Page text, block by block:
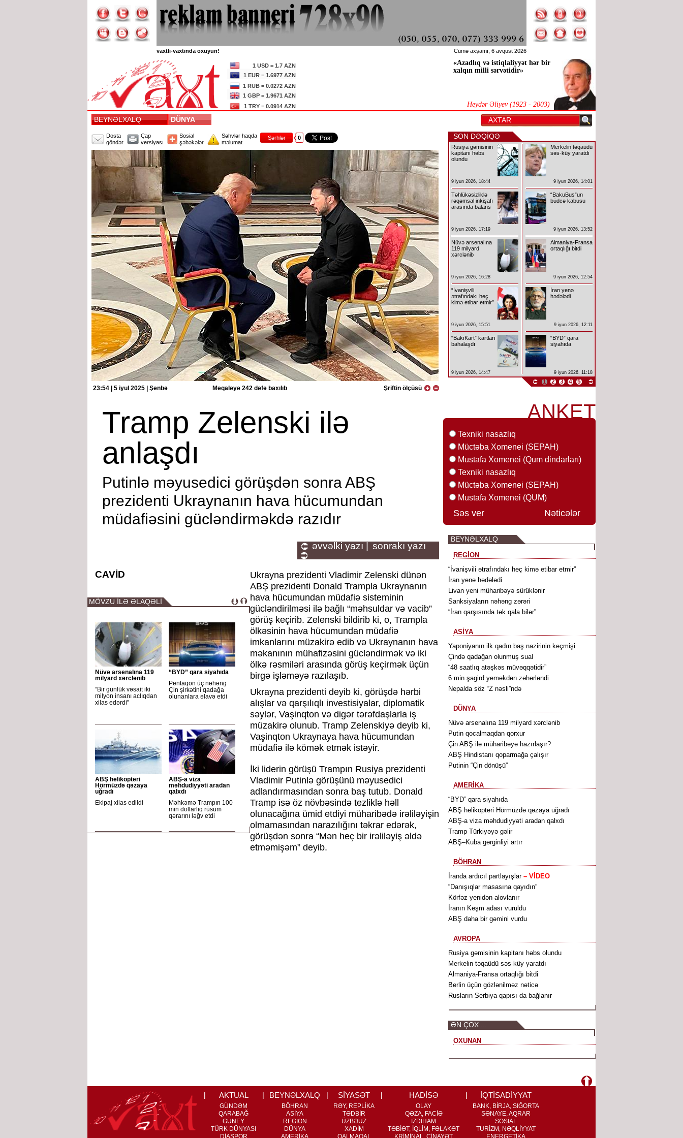
vaxtlı-vaxtında oxuyun! Cümə axşamı, 6 avqust 2026
1 USD = 1.7 AZN
1 EUR = 1.6977 AZN
1 RUB = 0.0272 AZN
1 GBP = 1.9671 AZN
1 TRY = 0.0914 AZN
«Azadlıq və istiqlaliyyət hər bir
xalqın milli sərvətidir»
Heydər Əliyev (1923 - 2003)
BEYNƏLXALQ DÜNYA
Dosta
göndər
Çap
versiyası
Sosial
şəbəkələr
Səhvlər haqda
məlumat
Şərhlər 0
23:54 | 5 iyul 2025 | Şənbə Məqaləyə 242 dəfə baxılıb Şriftin ölçüsü
Tramp Zelenski ilə
anlaşdı
Putinlə məyusedici görüşdən sonra ABŞ
prezidenti Ukraynanın hava hücumundan
müdafiəsini gücləndirməkdə razıdır
əvvəlki yazı | sonrakı yazı
CAVİD
MÖVZU İLƏ ƏLAQƏLİ
Nüvə arsenalına 119
milyard xərclənib
“Bir günlük vəsait iki
milyon insanı aclıqdan
xilas edərdi”
“BYD” qara siyahıda
Pentaqon üç nəhəng
Çin şirkətini qadağa
olunanlara əlavə etdi
ABŞ helikopteri
Hörmüzdə qəzaya
uğradı
Ekipaj xilas edildi
ABŞ-a viza
məhdudiyyəti aradan
qalxdı
Məhkəmə Trampın 100
min dollarlıq rüsum
qərarını ləğv etdi
Ukrayna prezidenti Vladimir Zelenski dünən
ABŞ prezidenti Donald Trampla Ukraynanın
hava hücumundan müdafiə sisteminin
gücləndirilməsi ilə bağlı “məhsuldar və vacib”
görüş keçirib. Zelenski bildirib ki, o, Trampla
ölkəsinin hava hücumundan müdafiə
imkanlarını müzakirə edib və Ukraynanın hava
məkanının mühafizəsini gücləndirmək və iki
ölkə rəsmiləri arasında görüş keçirmək üçün
birgə işləməyə razılaşıb.
Ukrayna prezidenti deyib ki, görüşdə hərbi
alışlar və qarşılıqlı investisiyalar, diplomatik
səylər, Vaşinqton və digər tərəfdaşlarla iş
müzakirə olunub. Tramp Zelenskiyə deyib ki,
Vaşinqton Ukraynaya hava hücumundan
müdafiə ilə kömək etmək istəyir.
İki liderin görüşü Trampın Rusiya prezidenti
Vladimir Putinlə görüşünü məyusedici
adlandırmasından sonra baş tutub. Donald
Tramp isə öz növbəsində tezliklə həll
olunacağına ümid etdiyi müharibədə irəliləyişin
olmamasından narazılığını təkrar edərək,
görüşdən sonra “Mən heç bir irəliləyiş əldə
etməmişəm” deyib.
SON DƏQİQƏ
Rusiya gəmisinin
kapitanı həbs
olundu
9 iyun 2026, 18:44
Təhlükəsizliklə
rəqəmsal inkişafı
arasında balans
9 iyun 2026, 17:19
Nüvə arsenalına
119 milyard
xərclənib
9 iyun 2026, 16:28
“İvanişvili
ətrafındakı heç
kimə etibar etmir”
9 iyun 2026, 15:51
“BakıKart” kartları
bahalaşdı
9 iyun 2026, 14:47
Merkelin təqaüdü
səs-küy yaratdı
9 iyun 2026, 14:01
“BakuBus”un
büdcə kabusu
9 iyun 2026, 13:52
Almaniya-Fransa
ortaqlığı bitdi
9 iyun 2026, 12:54
İran yenə
hədələdi
9 iyun 2026, 12:11
“BYD” qara
siyahıda
9 iyun 2026, 11:18
1 2 3 4 5
ANKET
Texniki nasazlıq
Müctəba Xomenei (SEPAH)
Mustafa Xomenei (Qum dindarları)
Texniki nasazlıq
Müctəba Xomenei (SEPAH)
Mustafa Xomenei (QUM)
Səs ver Nəticələr
BEYNƏLXALQ
REGİON
“İvanişvili ətrafındakı heç kimə etibar etmir”
İran yenə hədələdi
Livan yeni müharibəyə sürüklənir
Sanksiyaların nəhəng zərəri
“İran qarşısında tək qala bilər”
ASİYA
Yaponiyanın ilk qadın baş nazirinin keçmişi
Çində qadağan olunmuş sual
“48 saatlıq atəşkəs müvəqqətidir”
6 min şagird yeməkdən zəhərləndi
Nepalda söz “Z nəsli”ndə
DÜNYA
Nüvə arsenalına 119 milyard xərclənib
Putin qocalmaqdan qorxur
Çin ABŞ ilə müharibəyə hazırlaşır?
ABŞ Hindistanı qoparmağa çalışır
Putinin “Çin dönüşü”
AMERİKA
“BYD” qara siyahıda
ABŞ helikopteri Hörmüzdə qəzaya uğradı
ABŞ-a viza məhdudiyyəti aradan qalxdı
Tramp Türkiyəyə gəlir
ABŞ–Kuba gərginliyi artır
BÖHRAN
İranda ardıcıl partlayışlar– VİDEO
“Danışıqlar masasına qayıdın”
Körfəz yenidən alovlanır
İranın Keşm adası vuruldu
ABŞ daha bir gəmini vurdu
AVROPA
Rusiya gəmisinin kapitanı həbs olundu
Merkelin təqaüdü səs-küy yaratdı
Almaniya-Fransa ortaqlığı bitdi
Berlin üçün gözlənilməz nəticə
Rusların Serbiya qapısı da bağlanır
ƏN ÇOX ...
OXUNAN
AKTUAL
GÜNDƏM
QARABAĞ
GÜNEY
TÜRK DÜNYASI
DİASPOR
BEYNƏLXALQ
BÖHRAN
ASİYA
REGİON
DÜNYA
AMERİKA
SİYASƏT
RƏY, REPLİKA
TƏDBİR
ÜZBƏÜZ
XADİM
QALMAQAL
HADİSƏ
OLAY
QƏZA, FACİƏ
İZDİHAM
TƏBİƏT, İQLİM, FƏLAKƏT
KRİMİNAL, CİNAYƏT
İQTİSADİYYAT
BANK, BİRJA, SIĞORTA
SƏNAYE, AQRAR
SOSİAL
TURİZM, NƏQLİYYAT
ENERGETİKA